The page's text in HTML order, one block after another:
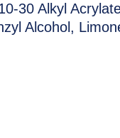
30 Alkyl
Alcohol,